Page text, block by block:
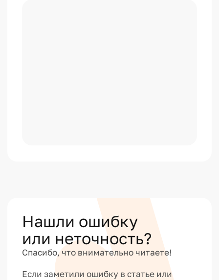
Нашли ошибку
или неточность?
Спасибо, что внимательно читаете!
Если заметили ошибку в статье или